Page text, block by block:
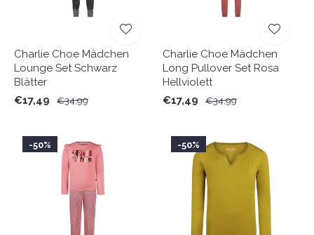
Charlie Choe Mädchen
Lounge Set Schwarz
Blätter
€17,49
€34,99
Charlie Choe Mädchen
Long Pullover Set Rosa
Hellviolett
€17,49
€34,99
-50% -50%